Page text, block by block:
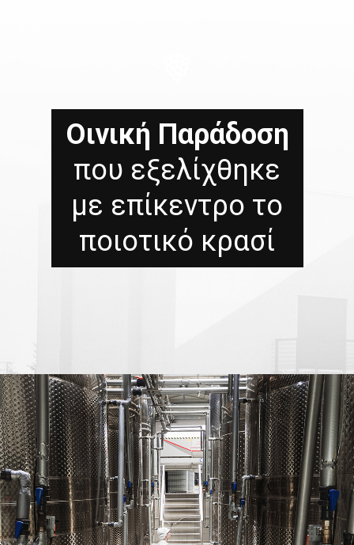
Οινική Παράδοση
που εξελίχθηκε
με επίκεντρο το
ποιοτικό κρασί